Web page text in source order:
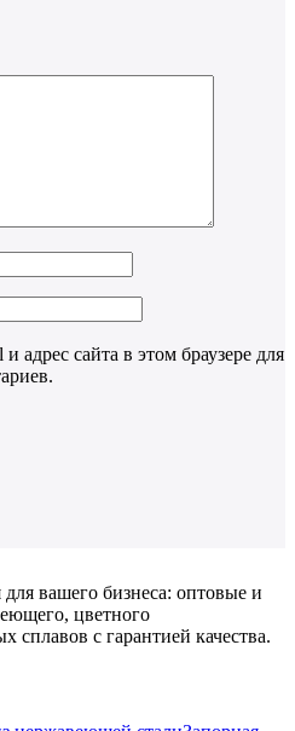
адрес сайта в этом браузере для
вашего бизнеса: оптовые и
цветного
сплавов с гарантией качества.